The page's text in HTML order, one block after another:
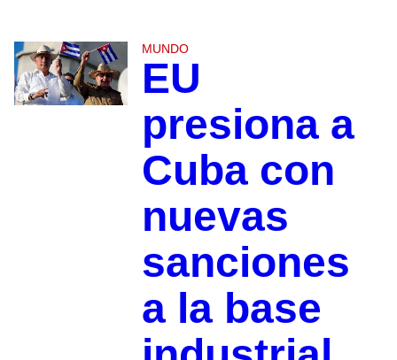
MUNDO
EU
presiona a
Cuba con
nuevas
sanciones
a la base